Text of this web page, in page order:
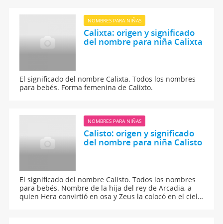
NOMBRES PARA NIÑAS
Calixta: origen y significado
del nombre para niña Calixta
El significado del nombre Calixta. Todos los nombres
para bebés. Forma femenina de Calixto.
NOMBRES PARA NIÑAS
Calisto: origen y significado
del nombre para niña Calisto
El significado del nombre Calisto. Todos los nombres
para bebés. Nombre de la hija del rey de Arcadia, a
quien Hera convirtió en osa y Zeus la colocó en el cielo,